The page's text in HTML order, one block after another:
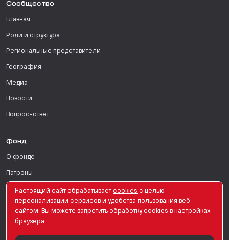
Сообщество
Главная
Роли и структура
Региональные представители
География
Медиа
Новости
Вопрос-ответ
Фонд
О фонде
Патроны
Поддержать
Для СМИ
Настоящий сайт обрабатывает сookies с целью
персонализации сервисов и удобства пользования веб-
сайтом. Вы можете запретить обработку сookies в настройках
браузера